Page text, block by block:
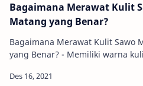
Bagaimana Merawat Kulit
Matang yang Benar?
Bagaimana Merawat Kulit Sawo
yang Benar? - Memiliki warna
membuat banyak orang tidak